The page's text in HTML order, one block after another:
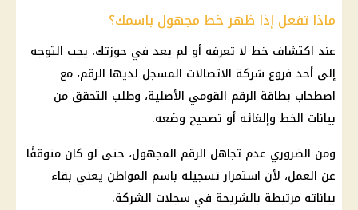
ماذا تفعل إذا ظهر خط مجهول باسمك؟
عند اكتشاف خط لا تعرفه أو لم يعد في حوزتك، يجب التوجه
إلى أحد فروع شركة الاتصالات المسجل لديها الرقم، مع
اصطحاب بطاقة الرقم القومي الأصلية، وطلب التحقق من
بيانات الخط وإلغائه أو تصحيح وضعه.
ومن الضروري عدم تجاهل الرقم المجهول، حتى لو كان متوقفًا
عن العمل، لأن استمرار تسجيله باسم المواطن يعني بقاء
بياناته مرتبطة بالشريحة في سجلات الشركة.